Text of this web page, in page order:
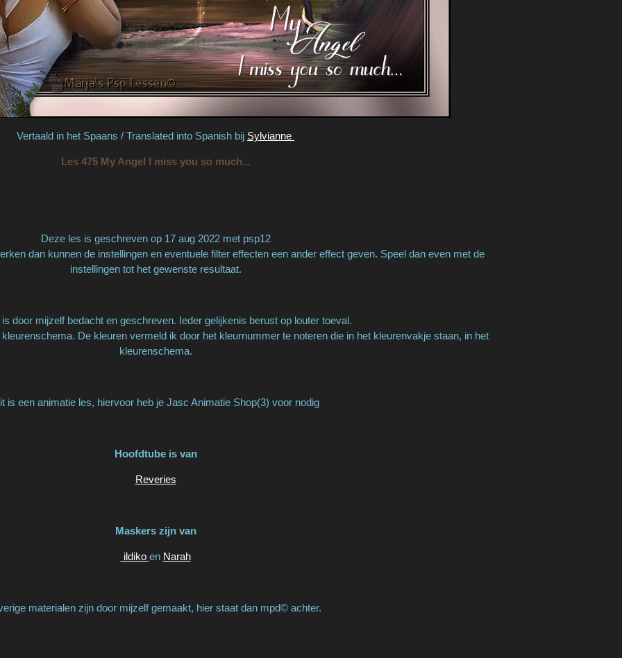
Vertaald in het Spaans / Translated into Spanish bij Sylvianne
Les 475 My Angel I miss you so much...
Deze les is geschreven op 17 aug 2022 met psp12
dan kunnen de instellingen en eventuele filter effecten een ander effect geven. Speel dan even met de
instellingen tot het gewenste resultaat.
door mijzelf bedacht en geschreven. Ieder gelijkenis berust op louter toeval.
De kleuren vermeld ik door het kleurnummer te noteren die in het kleurenvakje staan, in het
kleurenschema.
is een animatie les, hiervoor heb je Jasc Animatie Shop(3) voor nodig
Hoofdtube is van
Reveries
Maskers zijn van
ildiko en Narah
materialen zijn door mijzelf gemaakt, hier staat dan mpd© achter.